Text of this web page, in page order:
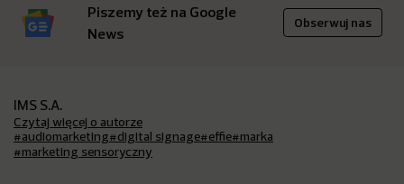
Piszemy też na Google
News
Obserwuj nas
IMS S.A.
Czytaj więcej o autorze
#audiomarketing#digital signage#effie#marka
#marketing sensoryczny